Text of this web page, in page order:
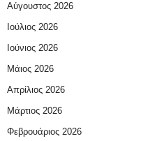
Αύγουστος 2026
Ιούλιος 2026
Ιούνιος 2026
Μάιος 2026
Απρίλιος 2026
Μάρτιος 2026
Φεβρουάριος 2026